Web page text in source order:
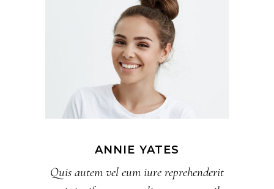
ANNIE YATES
Quis autem vel eum iure reprehenderit